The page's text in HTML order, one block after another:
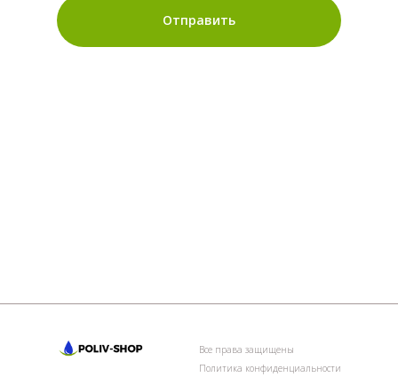
Отправить
Все права защищены
Политика конфиденциальности